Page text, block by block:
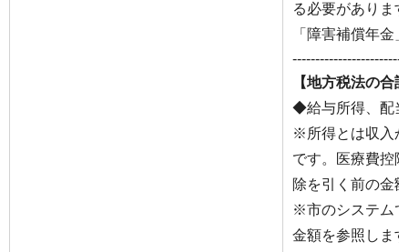
る必要がありま
「障害補償年金
【地方税法の合
◆給与所得、配
※所得とは収入
です。医療費控
除を引く前の金
※市のシステム
金額を参照しま